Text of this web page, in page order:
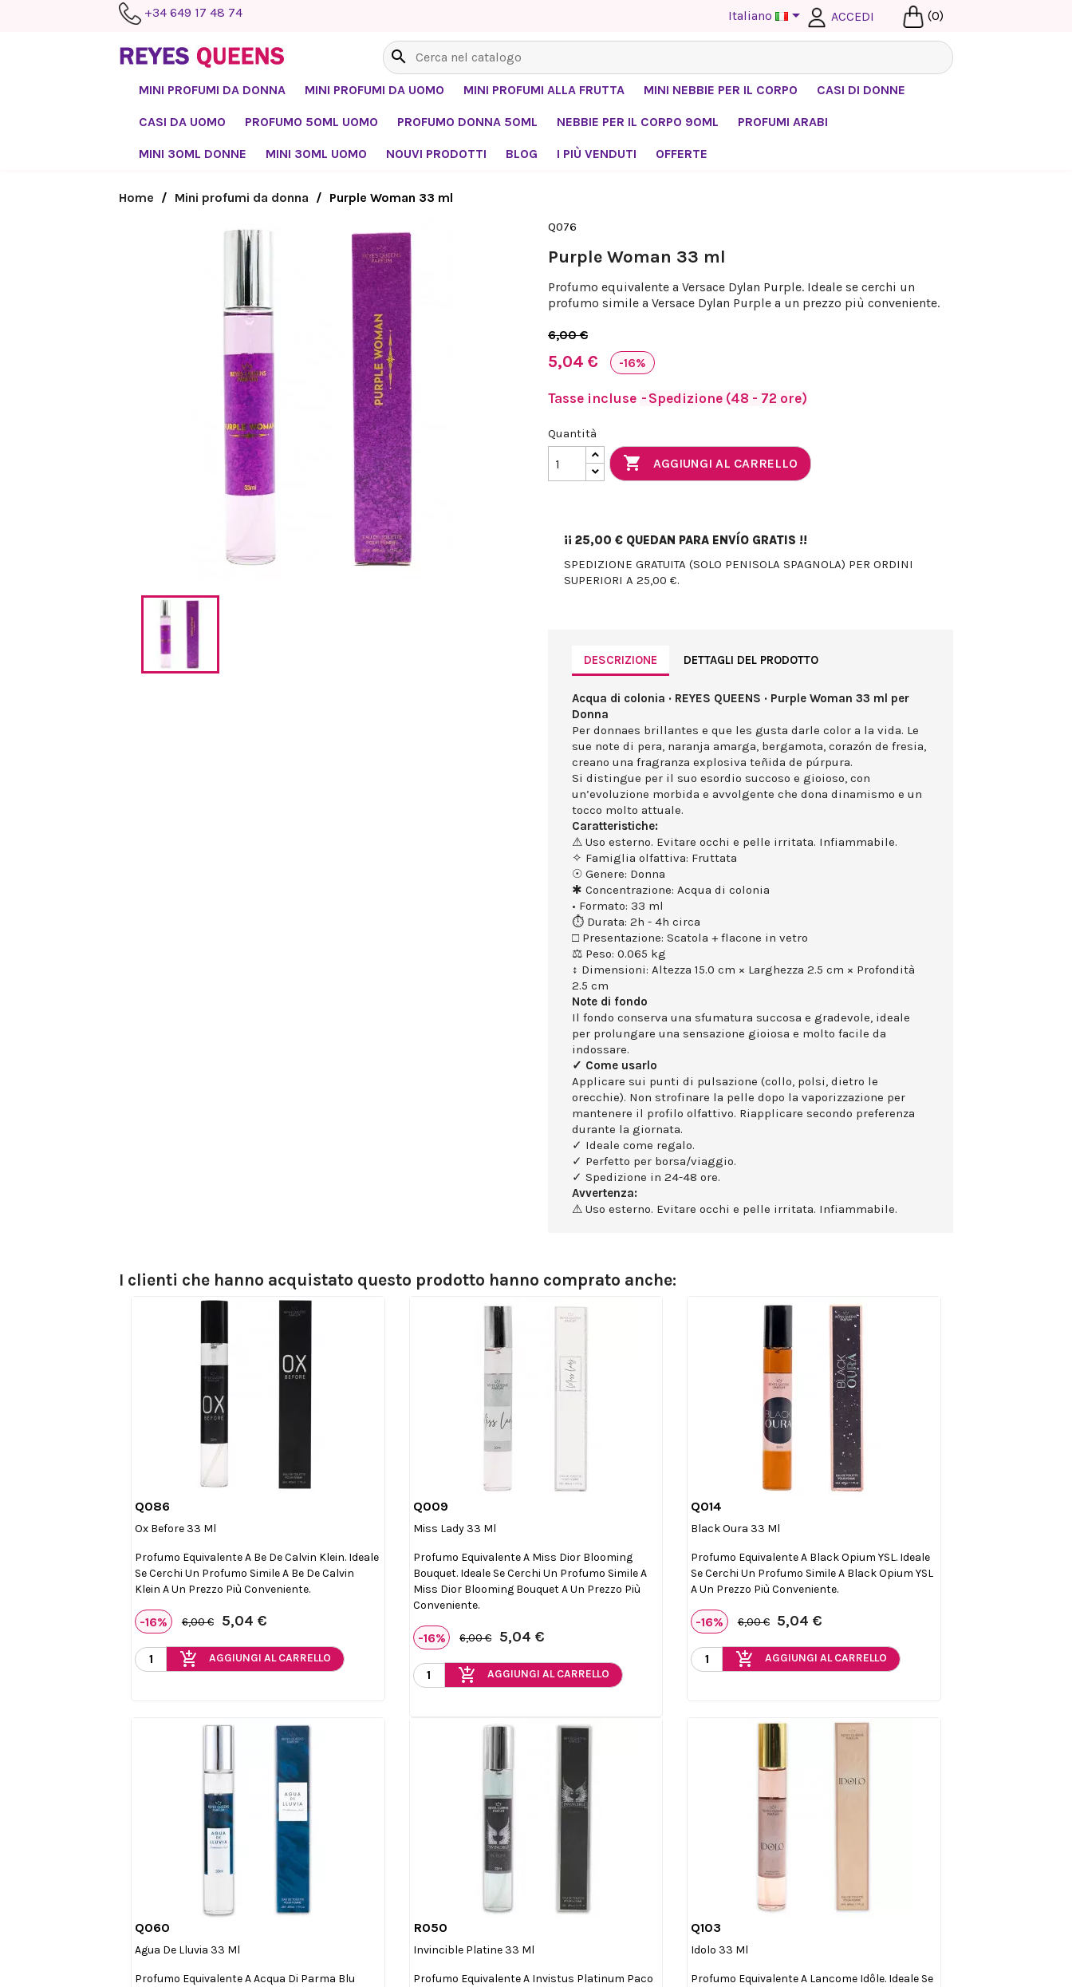
+34 649 17 48 74 Italiano  ACCEDI (0)
search
MINI PROFUMI DA DONNA MINI PROFUMI DA UOMO MINI PROFUMI ALLA FRUTTA MINI NEBBIE PER IL CORPO CASI DI DONNE
CASI DA UOMO PROFUMO 50ML UOMO PROFUMO DONNA 50ML NEBBIE PER IL CORPO 90ML PROFUMI ARABI
MINI 30ML DONNE MINI 30ML UOMO NOUVI PRODOTTI BLOG I PIÙ VENDUTI OFFERTE
Home Mini profumi da donna Purple Woman 33 ml
Q076
Purple Woman 33 ml
Profumo equivalente a Versace Dylan Purple. Ideale se cerchi un
profumo simile a Versace Dylan Purple a un prezzo più conveniente.
6,00 €
5,04 € -16%
Tasse incluse Spedizione (48 - 72 ore)
Quantità
 AGGIUNGI AL CARRELLO
¡¡ 25,00 € QUEDAN PARA ENVÍO GRATIS !!
SPEDIZIONE GRATUITA (SOLO PENISOLA SPAGNOLA) PER ORDINI
SUPERIORI A 25,00 €.
DESCRIZIONE DETTAGLI DEL PRODOTTO
Acqua di colonia · REYES QUEENS · Purple Woman 33 ml per
Donna
Per donnaes brillantes e que les gusta darle color a la vida. Le
sue note di pera, naranja amarga, bergamota, corazón de fresia,
creano una fragranza explosiva teñida de púrpura.
Si distingue per il suo esordio succoso e gioioso, con
un’evoluzione morbida e avvolgente che dona dinamismo e un
tocco molto attuale.
Caratteristiche:
⚠ Uso esterno. Evitare occhi e pelle irritata. Infiammabile.
✧ Famiglia olfattiva: Fruttata
☉ Genere: Donna
✱ Concentrazione: Acqua di colonia
• Formato: 33 ml
⏱ Durata: 2h - 4h circa
□ Presentazione: Scatola + flacone in vetro
⚖ Peso: 0.065 kg
↕ Dimensioni: Altezza 15.0 cm × Larghezza 2.5 cm × Profondità
2.5 cm
Note di fondo
Il fondo conserva una sfumatura succosa e gradevole, ideale
per prolungare una sensazione gioiosa e molto facile da
indossare.
✓ Come usarlo
Applicare sui punti di pulsazione (collo, polsi, dietro le
orecchie). Non strofinare la pelle dopo la vaporizzazione per
mantenere il profilo olfattivo. Riapplicare secondo preferenza
durante la giornata.
✓ Ideale come regalo.
✓ Perfetto per borsa/viaggio.
✓ Spedizione in 24-48 ore.
Avvertenza:
⚠ Uso esterno. Evitare occhi e pelle irritata. Infiammabile.
I clienti che hanno acquistato questo prodotto hanno comprato anche:
Q086
Ox Before 33 Ml
Profumo Equivalente A Be De Calvin Klein. Ideale
Se Cerchi Un Profumo Simile A Be De Calvin
Klein A Un Prezzo Più Conveniente.
-16% 6,00 € 5,04 €
add_shopping_cart AGGIUNGI AL CARRELLO
Q009
Miss Lady 33 Ml
Profumo Equivalente A Miss Dior Blooming
Bouquet. Ideale Se Cerchi Un Profumo Simile A
Miss Dior Blooming Bouquet A Un Prezzo Più
Conveniente.
-16% 6,00 € 5,04 €
add_shopping_cart AGGIUNGI AL CARRELLO
Q014
Black Oura 33 Ml
Profumo Equivalente A Black Opium YSL. Ideale
Se Cerchi Un Profumo Simile A Black Opium YSL
A Un Prezzo Più Conveniente.
-16% 6,00 € 5,04 €
add_shopping_cart AGGIUNGI AL CARRELLO
Q060
Agua De Lluvia 33 Ml
Profumo Equivalente A Acqua Di Parma Blu
R050
Invincible Platine 33 Ml
Profumo Equivalente A Invistus Platinum Paco
Q103
Idolo 33 Ml
Profumo Equivalente A Lancome Idôle. Ideale Se